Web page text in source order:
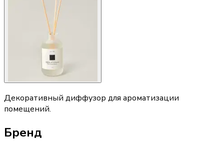
Декоративный диффузор для ароматизации
помещений.
Бренд